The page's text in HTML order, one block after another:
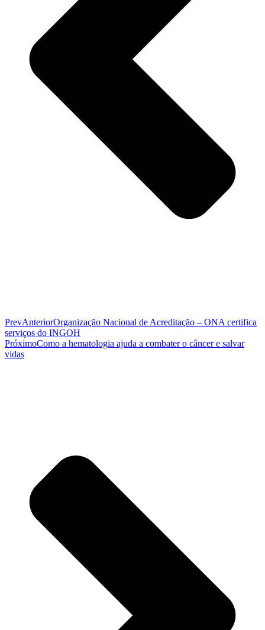
PrevAnteriorOrganização Nacional de Acreditação – ONA certifica
serviços do INGOH
PróximoComo a hematologia ajuda a combater o câncer e salvar
vidas